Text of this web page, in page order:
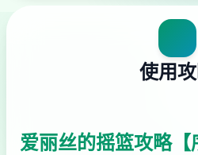
使用
爱丽丝的摇篮攻略【